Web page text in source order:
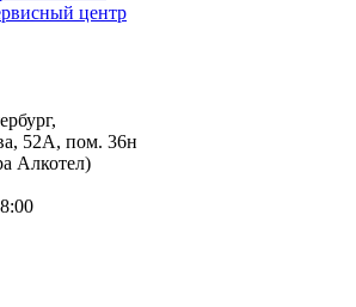
центр
52А, пом. 36н
Алкотел)